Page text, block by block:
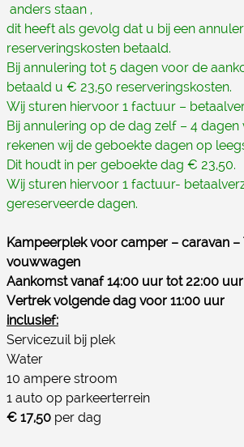
anders staan ,
dit heeft als gevolg dat u bij een
reserveringskosten betaald.
Bij annulering tot 5 dagen voor de
betaald u € 23,50 reserveringskosten.
Wij sturen hiervoor 1 factuur –
Bij annulering op de dag zelf – 4
rekenen wij de geboekte dagen op
Dit houdt in per geboekte dag € 23,50.
Wij sturen hiervoor 1 factuur-
gereserveerde dagen.
Kampeerplek voor camper – caravan –
vouwwagen
Aankomst vanaf 14:00 uur tot 22:00 uur
Vertrek volgende dag voor 11:00 uur
inclusief:
Servicezuil bij plek
Water
10 ampere stroom
1 auto op parkeerterrein
€ 17,50 per dag